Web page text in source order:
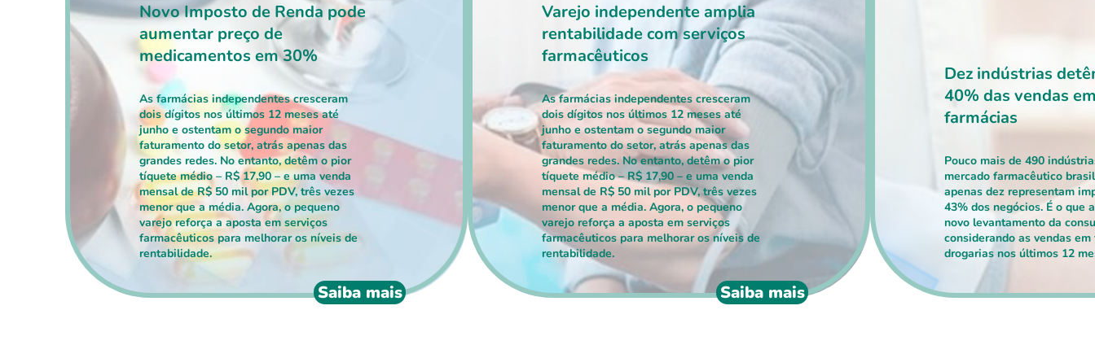
Novo Imposto de Renda pode
aumentar preço de
medicamentos em 30%
As farmácias independentes cresceram
dois dígitos nos últimos 12 meses até
junho e ostentam o segundo maior
faturamento do setor, atrás apenas das
grandes redes. No entanto, detêm o pior
tíquete médio – R$ 17,90 – e uma venda
mensal de R$ 50 mil por PDV, três vezes
menor que a média. Agora, o pequeno
varejo reforça a aposta em serviços
farmacêuticos para melhorar os níveis de
rentabilidade.
Saiba mais
Varejo independente amplia
rentabilidade com serviços
farmacêuticos
As farmácias independentes cresceram
dois dígitos nos últimos 12 meses até
junho e ostentam o segundo maior
faturamento do setor, atrás apenas das
grandes redes. No entanto, detêm o pior
tíquete médio – R$ 17,90 – e uma venda
mensal de R$ 50 mil por PDV, três vezes
menor que a média. Agora, o pequeno
varejo reforça a aposta em serviços
farmacêuticos para melhorar os níveis de
rentabilidade.
Saiba mais
Dez indústrias
40% das vendas
farmácias
Pouco mais de 490
mercado farmacêutico
apenas dez representam
43% dos negócios. É o que
novo levantamento da
considerando as vendas
drogarias nos últimos 12